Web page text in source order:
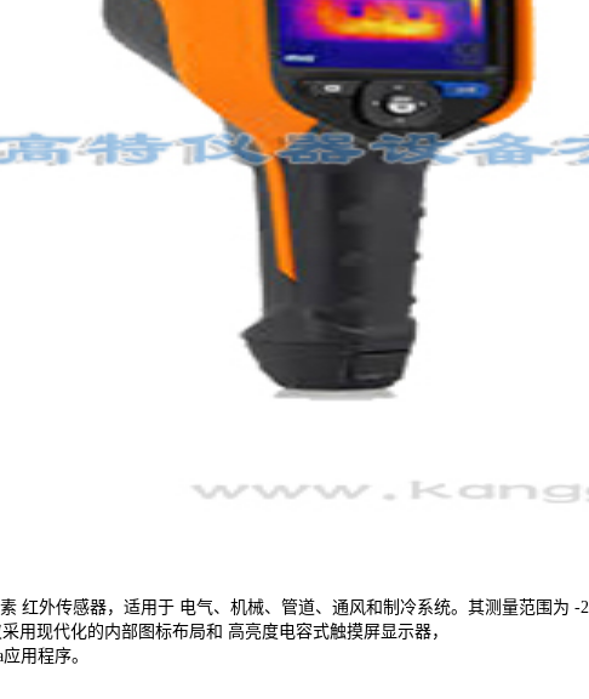
红外传感器，适用于 电气、机械、管道、通风和制冷系统。其测量范围为 -
用现代化的内部图标布局和 高亮度电容式触摸屏显示器，
用程序。